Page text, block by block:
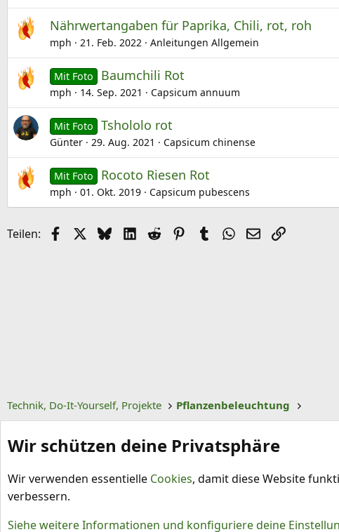
Nährwertangaben für Paprika, Chili, rot, roh
mph 21. Feb. 2022 Anleitungen Allgemein
Mit Foto Baumchili Rot
mph 14. Sep. 2021 Capsicum annuum
Mit Foto Tshololo rot
Günter 29. Aug. 2021 Capsicum chinense
Mit Foto Rocoto Riesen Rot
mph 01. Okt. 2019 Capsicum pubescens
Teilen: FacebookX (Twitter)
BlueskyLinkedIn
Reddit PinterestTumblrWhatsApp
E-MailLink
Technik, Do-It-Yourself, Projekte Pflanzenbeleuchtung
Wir schützen deine Privatsphäre
Wir verwenden essentielle Cookies, damit diese Website
verbessern.
Siehe weitere Informationen und konfiguriere deine